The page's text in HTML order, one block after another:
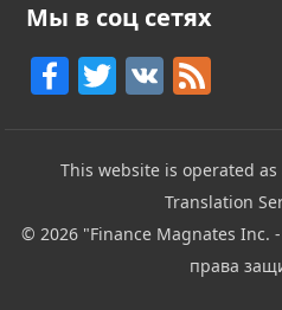
Мы в соц сетях
F
c
e
b
T
itt
er
V F
e
d
This website is operated
Translation
© 2026 "Finance Magnates Inc.
права